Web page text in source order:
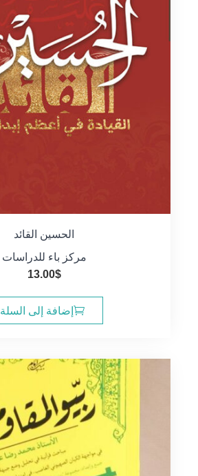
الحسين القائد
مركز باء للدراسات
13.00$
إضافة إلى السلة